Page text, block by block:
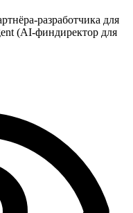
разработчика для
(AI-финдиректор для